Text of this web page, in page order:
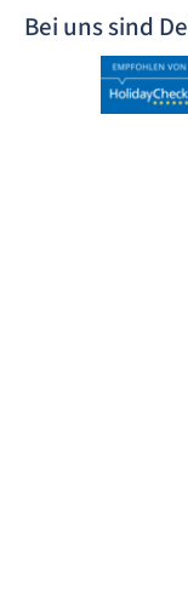
Bei uns sind